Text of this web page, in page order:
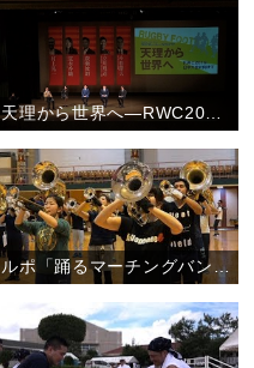
ルポ「踊るマーチングバンド―愛町吹奏楽団の魅力―」